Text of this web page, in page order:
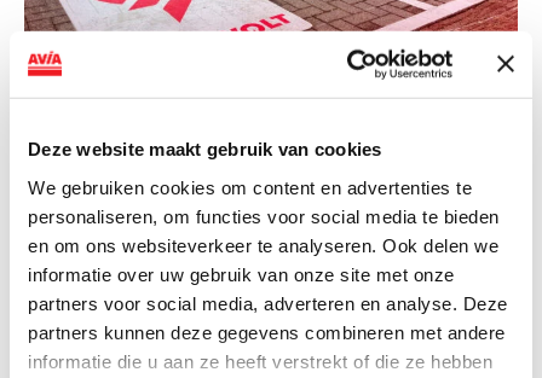
Deze website maakt gebruik van cookies
We gebruiken cookies om content en advertenties te
personaliseren, om functies voor social media te bieden
en om ons websiteverkeer te analyseren. Ook delen we
informatie over uw gebruik van onze site met onze
partners voor social media, adverteren en analyse. Deze
partners kunnen deze gegevens combineren met andere
informatie die u aan ze heeft verstrekt of die ze hebben
NIEUWS
AVIA VOLT en Fletcher Hotels starten
landelijke uitrol van DC-
snellaadinfrastructuur
AVIA VOLT en Fletcher Hotels starten landelijke uitrol
van DC-snellaadinfrastructuur AVIA VOLT en...
Lees verder